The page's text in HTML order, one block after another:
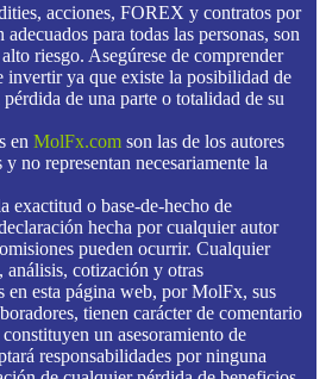
acciones, FOREX y contratos por
para todas las personas, son
riesgo. Asegúrese de comprender
invertir ya que existe la posibilidad de
de una parte o totalidad de su
en MolFx.com son las de los autores
no representan necesariamente la
exactitud o base-de-hecho de
hecha por cualquier autor
pueden ocurrir. Cualquier
cotización y otras
en esta página web, por MolFx, sus
tienen carácter de comentario
un asesoramiento de
responsabilidades por ninguna